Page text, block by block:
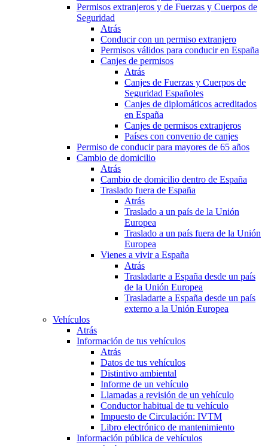
Permisos extranjeros y de Fuerzas y Cuerpos de
Seguridad
Atrás
Conducir con un permiso extranjero
Permisos válidos para conducir en España
Canjes de permisos
Atrás
Canjes de Fuerzas y Cuerpos de
Seguridad Españoles
Canjes de diplomáticos acreditados
en España
Canjes de permisos extranjeros
Países con convenio de canjes
Permiso de conducir para mayores de 65 años
Cambio de domicilio
Atrás
Cambio de domicilio dentro de España
Traslado fuera de España
Atrás
Traslado a un país de la Unión
Europea
Traslado a un país fuera de la Unión
Europea
Vienes a vivir a España
Atrás
Trasladarte a España desde un país
de la Unión Europea
Trasladarte a España desde un país
externo a la Unión Europea
Vehículos
Atrás
Información de tus vehículos
Atrás
Datos de tus vehículos
Distintivo ambiental
Informe de un vehículo
Llamadas a revisión de un vehículo
Conductor habitual de tu vehículo
Impuesto de Circulación: IVTM
Libro electrónico de mantenimiento
Información pública de vehículos